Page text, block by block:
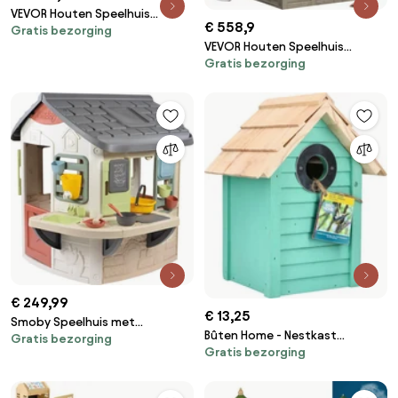
VEVOR Houten Speelhuis
Kinderspeelhuis, Tuinhuis voor
met Glijbaan, Ladder, Klimwand,
Ramen, Picknicktafel Buiten
Gratis bezorging € 558,9
VEVOR Houten Speelhuis
Kinderspeelhuis, Tuinhuis voor
Tuinspeelhut, Speelhuis van
Cederhout in Landelijke Stijl
met Deur, Raam,
Bloempothouder, Grill, Kachel
en Spoelbak
Gratis bezorging
€ 249,99
Smoby Speelhuis met
Modderkeuken -
Gratis bezorging
€ 13,25
Bûten Home - Nestkast
strandhuisje Curaçao - groen -
Gratis bezorging